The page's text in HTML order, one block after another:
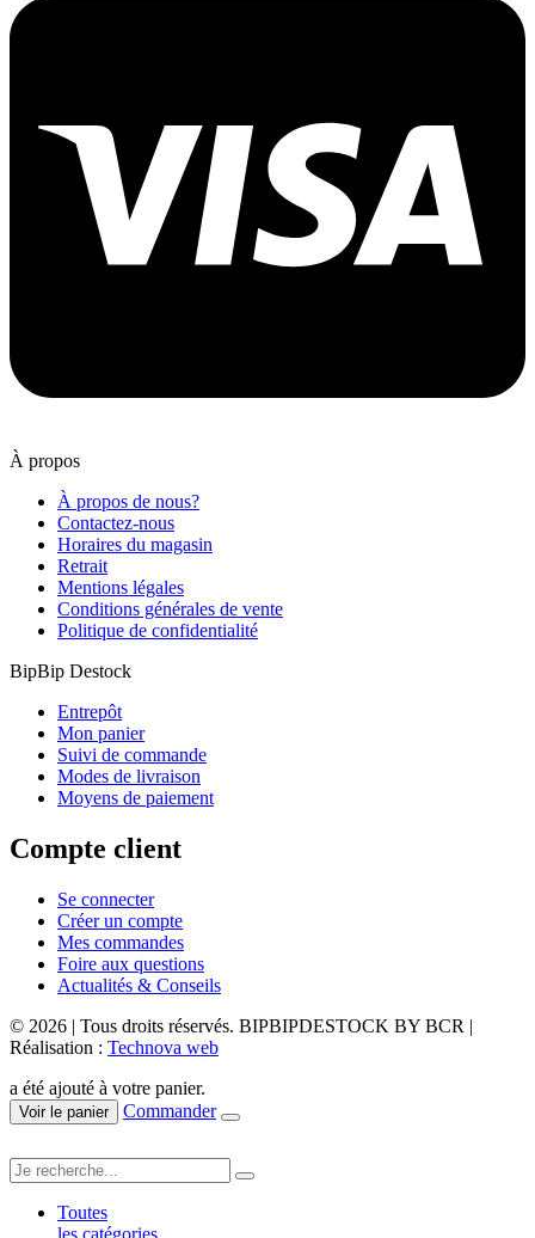
À propos
À propos de nous?
Contactez-nous
Horaires du magasin
Retrait
Mentions légales
Conditions générales de vente
Politique de confidentialité
BipBip Destock
Entrepôt
Mon panier
Suivi de commande
Modes de livraison
Moyens de paiement
Compte client
Se connecter
Créer un compte
Mes commandes
Foire aux questions
Actualités & Conseils
© 2026 | Tous droits réservés. BIPBIPDESTOCK BY BCR |
Réalisation : Technova web
a été ajouté à votre panier.
Voir le panier Commander
Toutes
les catégories